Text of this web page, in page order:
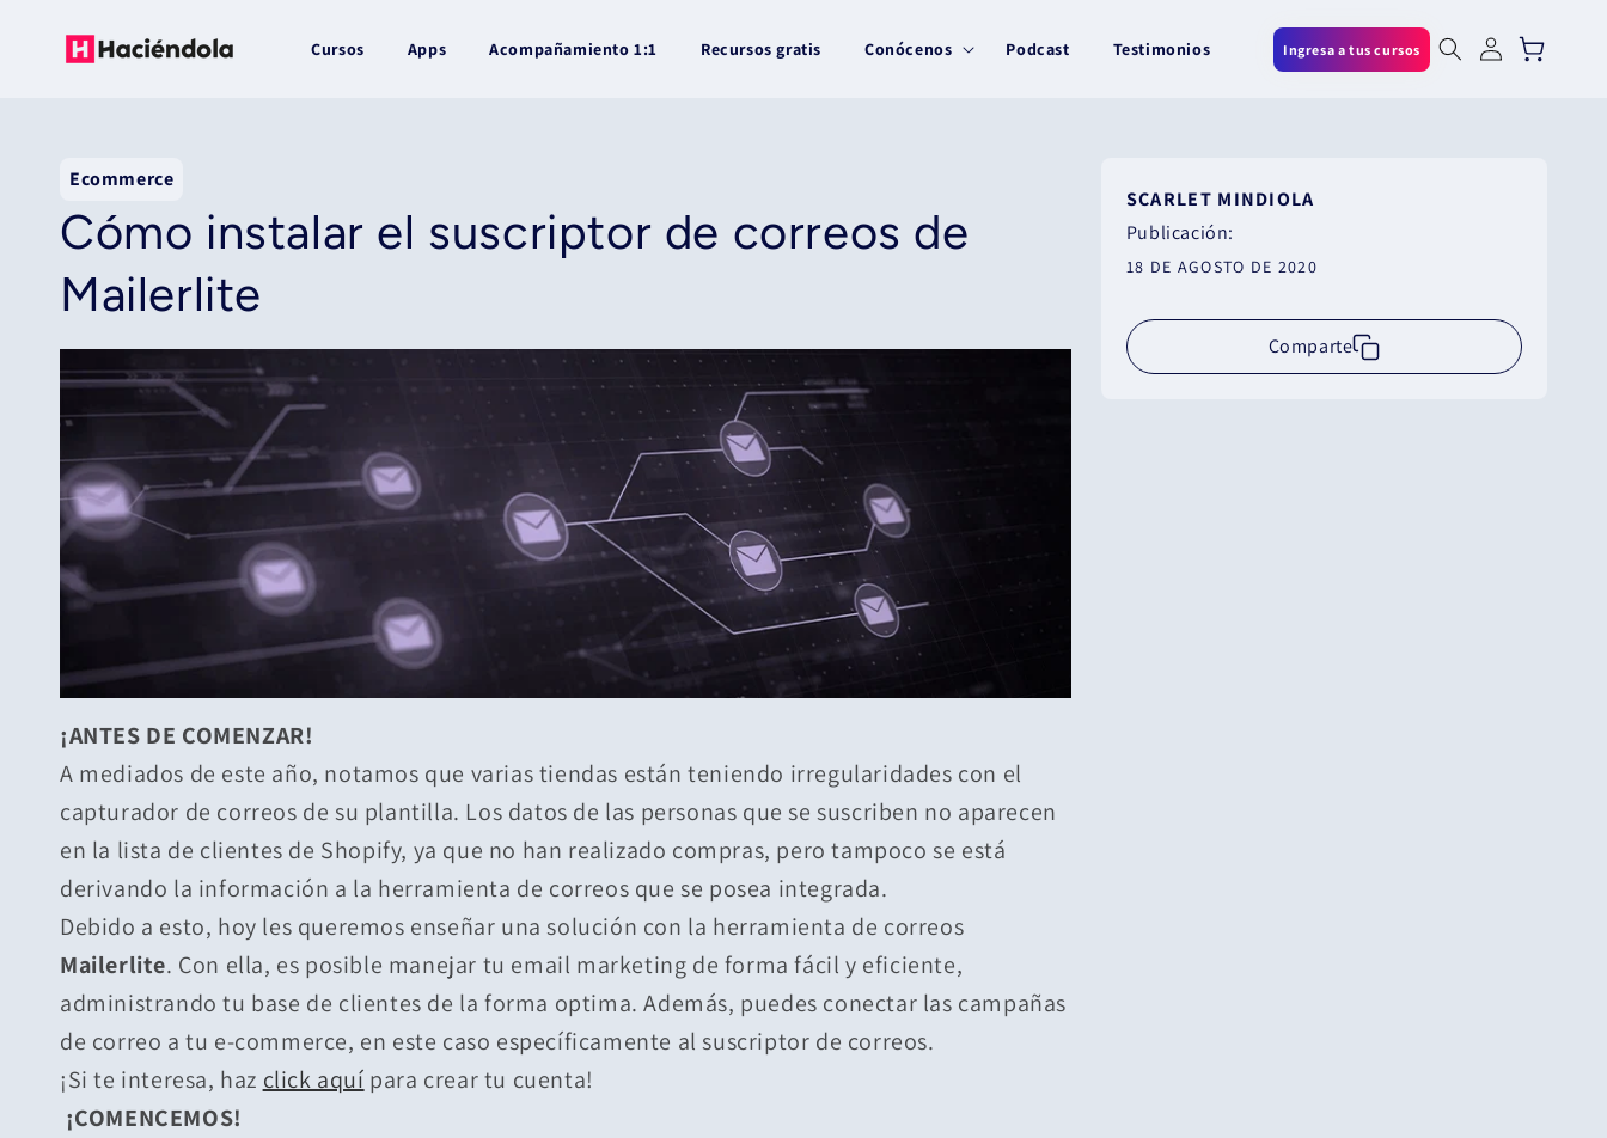
al contenido
Cursos Apps Acompañamiento 1:1 Recursos gratis Conócenos Podcast Testimonios Ingresa a tus cursos
Iniciar
sesión
Carrito
Ecommerce
Cómo instalar el suscriptor de correos de
Mailerlite
¡ANTES DE COMENZAR!
A mediados de este año, notamos que varias tiendas están teniendo irregularidades con el
capturador de correos de su plantilla. Los datos de las personas que se suscriben no aparecen
en la lista de clientes de Shopify, ya que no han realizado compras, pero tampoco se está
derivando la información a la herramienta de correos que se posea integrada.
Debido a esto, hoy les queremos enseñar una solución con la herramienta de correos
Mailerlite. Con ella, es posible manejar tu email marketing de forma fácil y eficiente,
administrando tu base de clientes de la forma optima. Además, puedes conectar las campañas
de correo a tu e-commerce, en este caso específicamente al suscriptor de correos.
¡Si te interesa, haz click aquí para crear tu cuenta!
¡COMENCEMOS!
SCARLET MINDIOLA
Publicación:
18 DE AGOSTO DE 2020
Comparte